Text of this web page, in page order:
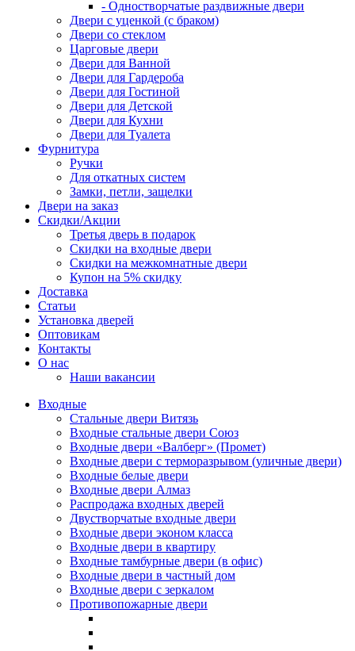
- Одностворчатые раздвижные двери
Двери с уценкой (с браком)
Двери со стеклом
Царговые двери
Двери для Ванной
Двери для Гардероба
Двери для Гостиной
Двери для Детской
Двери для Кухни
Двери для Туалета
Фурнитура
Ручки
Для откатных систем
Замки, петли, защелки
Двери на заказ
Скидки/Акции
Третья дверь в подарок
Скидки на входные двери
Скидки на межкомнатные двери
Купон на 5% скидку
Доставка
Статьи
Установка дверей
Оптовикам
Контакты
О нас
Наши вакансии
Входные
Стальные двери Витязь
Входные стальные двери Союз
Входные двери «Валберг» (Промет)
Входные двери с терморазрывом (уличные двери)
Входные белые двери
Входные двери Алмаз
Распродажа входных дверей
Двустворчатые входные двери
Входные двери эконом класса
Входные двери в квартиру
Входные тамбурные двери (в офис)
Входные двери в частный дом
Входные двери с зеркалом
Противопожарные двери